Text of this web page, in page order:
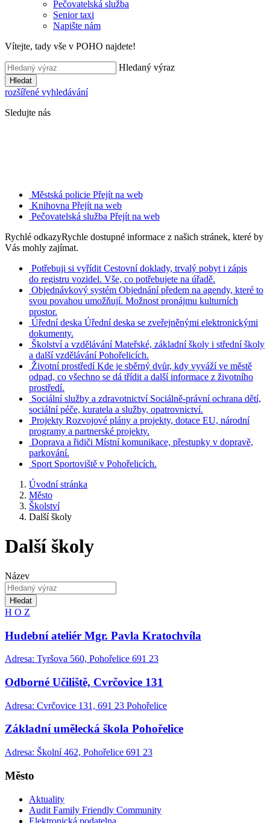
Pečovatelská služba
Senior taxi
Napište nám
Vítejte, tady vše v POHO najdete!
Hledaný výraz
Hledat
rozšířené vyhledávání
Sledujte nás
Městská policie Přejít na web
Knihovna Přejít na web
Pečovatelská služba Přejít na web
Rychlé odkazyRychle dostupné informace z našich stránek, které by
Vás mohly zajímat.
Potřebuji si vyřídit Cestovní doklady, trvalý pobyt i zápis
do registru vozidel. Vše, co potřebujete na úřadě.
Objednávkový systém Objednání předem na agendy, které to
svou povahou umožňují. Možnost pronájmu kulturních
prostor.
Úřední deska Úřední deska se zveřejněnými elektronickými
dokumenty.
Školství a vzdělávání Mateřské, základní školy i střední školy
a další vzdělávání Pohořelicích.
Životní prostředí Kde je sběrný dvůr, kdy vyváží ve městě
odpad, co všechno se dá třídit a další informace z životního
prostředí.
Sociální služby a zdravotnictví Sociálně-právní ochrana dětí,
sociální péče, kuratela a služby, opatrovnictví.
Projekty Rozvojové plány a projekty, dotace EU, národní
programy a partnerské projekty.
Doprava a řidiči Místní komunikace, přestupky v dopravě,
parkování.
Sport Sportoviště v Pohořelicích.
Úvodní stránka
Město
Školství
Další školy
Další školy
Název
Hledat
H O Z
Hudební ateliér Mgr. Pavla Kratochvíla
Adresa: Tyršova 560, Pohořelice 691 23
Odborné Učiliště, Cvrčovice 131
Adresa: Cvrčovice 131, 691 23 Pohořelice
Základní umělecká škola Pohořelice
Adresa: Školní 462, Pohořelice 691 23
Město
Aktuality
Audit Family Friendly Community
Elektronická podatelna